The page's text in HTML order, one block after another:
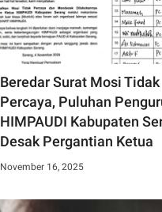
Beredar Surat Mosi Tidak
Percaya, Puluhan
HIMPAUDI Kabupaten
Desak Pergantian Ketua
November 16, 2025